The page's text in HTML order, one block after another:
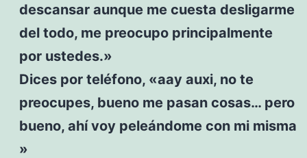
descansar aunque me cuesta desligarme
del todo, me preocupo principalmente
por ustedes.»
Dices por teléfono, «aay auxi, no te
preocupes, bueno me pasan cosas… pero
bueno, ahí voy peleándome con mi misma
»